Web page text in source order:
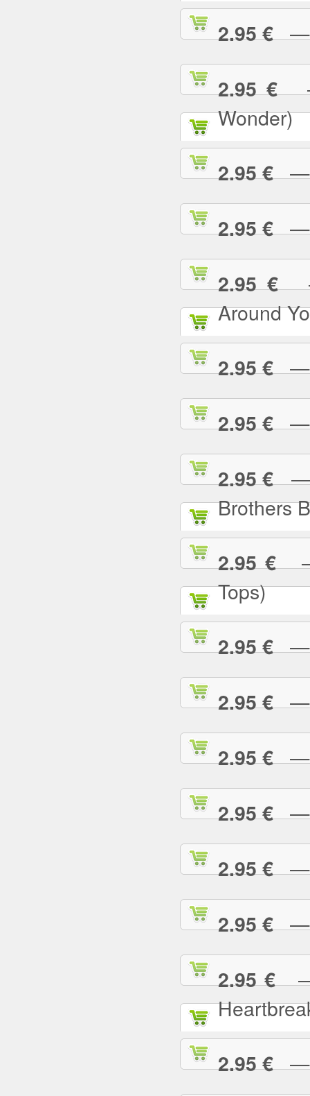
2.95 €— I
2.95 €—
Wonder)
2.95 €—
2.95 €—
2.95 €—
Around
2.95 €—
2.95 €—
2.95 €—
Brothers
2.95 €—
Tops)
2.95 €—
2.95 €—
2.95 €—
2.95 €—
2.95 €—
2.95 €—
2.95 €—
2.95 €—